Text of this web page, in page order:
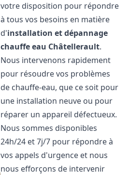
votre disposition pour répondre
à tous vos besoins en matière
d'installation et dépannage
chauffe eau Châtellerault.
Nous intervenons rapidement
pour résoudre vos problèmes
de chauffe-eau, que ce soit pour
une installation neuve ou pour
réparer un appareil défectueux.
Nous sommes disponibles
24h/24 et 7j/7 pour répondre à
vos appels d'urgence et nous
nous efforçons de intervenir